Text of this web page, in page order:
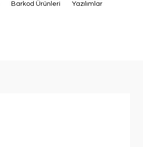
Barkod Ürünleri Yazılımlar